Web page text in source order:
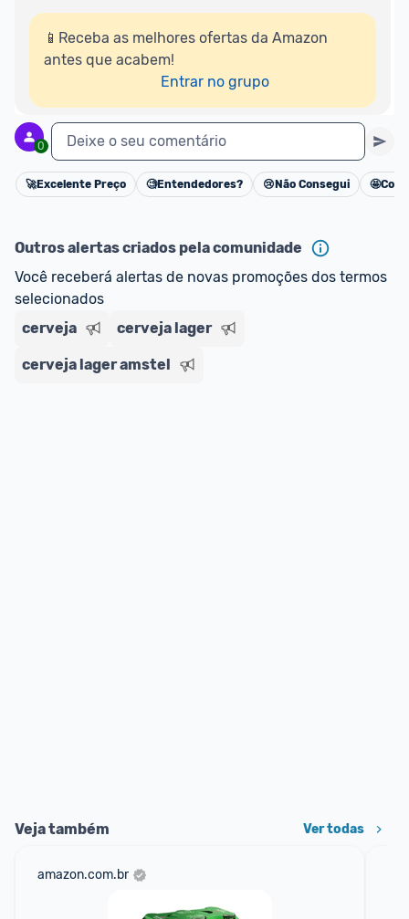
📱Receba as melhores ofertas da Amazon
antes que acabem!
Entrar no grupo
0 Deixe o seu comentário
Cancelar
🚀Excelente Preço 🧐Entendedores? 😢 Não Consegui 🤩
Outros alertas criados pela comunidade
Você receberá alertas de novas promoções dos termos
selecionados
cerveja
cerveja lager
cerveja lager amstel
Veja também Ver todas
amazon.com.br